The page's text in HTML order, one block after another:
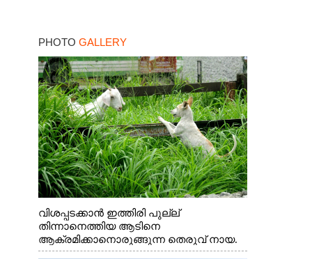
PHOTO GALLERY
വിശപ്പടക്കാൻ ഇത്തിരി പുല്ല്
തിന്നാനെത്തിയ ആടിനെ
ആക്രമിക്കാനൊരുങ്ങുന്ന തെരുവ് നായ.
എറണാകുളം വാത്തുരുത്തിയിൽ നിന്നുള്ള